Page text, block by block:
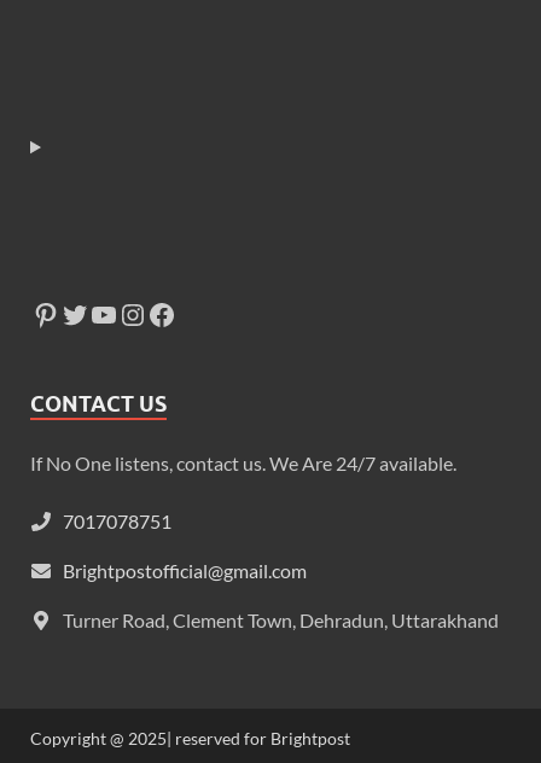
CONTACT US
If No One listens, contact us. We Are 24/7 available.
7017078751
Brightpostofficial@gmail.com
Turner Road, Clement Town, Dehradun, Uttarakhand
Copyright @ 2025| reserved for Brightpost